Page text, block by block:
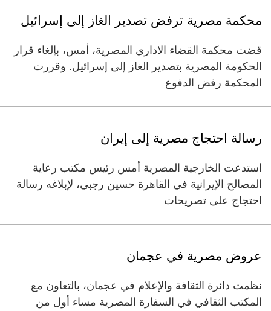
محكمة مصرية ترفض تصدير الغاز إلى إسرائيل
قضت محكمة القضاء الاداري المصرية، أمس، بإلغاء قرار
الحكومة المصرية بتصدير الغاز إلى إسرائيل. وقررت
المحكمة رفض الدفوع
رسالة احتجاج مصرية إلى إيران
استدعت الخارجية المصرية أمس رئيس مكتب رعاية
المصالح الإيرانية في القاهرة حسين رجبي، لإبلاغه رسالة
احتجاج على تصريحات
عروض مصرية في عجمان
نظمت دائرة الثقافة والإعلام في عجمان، بالتعاون مع
المكتب الثقافي في السفارة المصرية مساء أول من